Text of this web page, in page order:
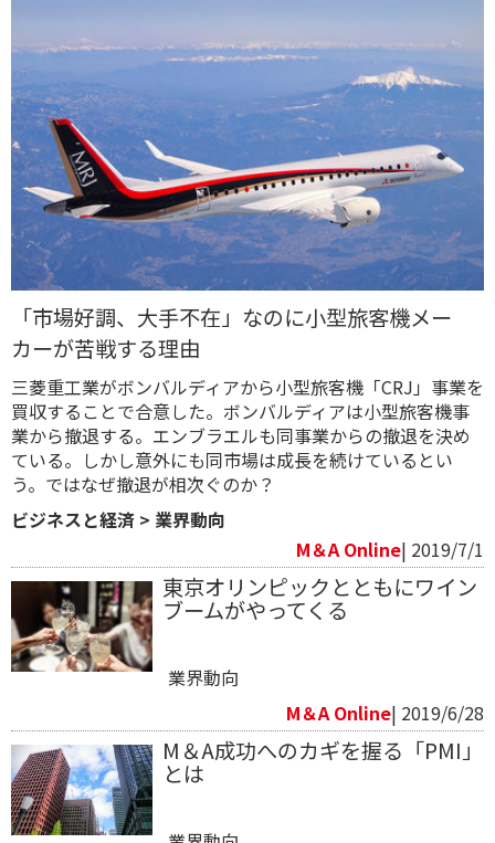
「市場好調、大手不在」なのに小型旅客機メー
カーが苦戦する理由
三菱重工業がボンバルディアから小型旅客機「CRJ」事業を
買収することで合意した。ボンバルディアは小型旅客機事
業から撤退する。エンブラエルも同事業からの撤退を決め
ている。しかし意外にも同市場は成長を続けているとい
う。ではなぜ撤退が相次ぐのか？
ビジネスと経済 > 業界動向
M＆A Online| 2019/7/1
東京オリンピックとともにワイン
ブームがやってくる
業界動向
M＆A Online| 2019/6/28
M＆A成功へのカギを握る「PMI」
とは